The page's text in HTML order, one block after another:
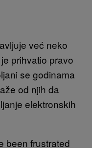
već neko
prihvatio pravo
se godinama
od njih da
elektronskih
been frustrated